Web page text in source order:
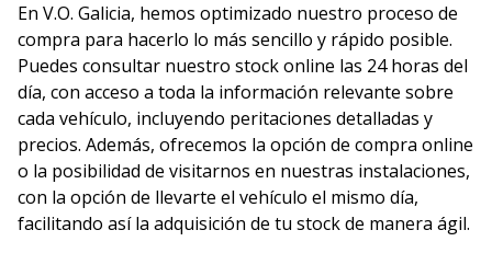
En V.O. Galicia, hemos optimizado nuestro proceso de
compra para hacerlo lo más sencillo y rápido posible.
Puedes consultar nuestro stock online las 24 horas del
día, con acceso a toda la información relevante sobre
cada vehículo, incluyendo peritaciones detalladas y
precios. Además, ofrecemos la opción de compra online
o la posibilidad de visitarnos en nuestras instalaciones,
con la opción de llevarte el vehículo el mismo día,
facilitando así la adquisición de tu stock de manera ágil.